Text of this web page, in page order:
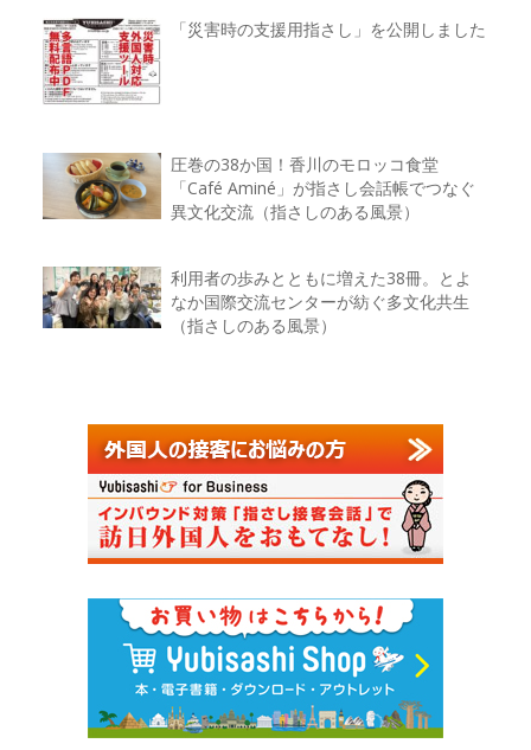
「災害時の支援用指さし」を公開しました
圧巻の38か国！香川のモロッコ食堂
「Café Aminé」が指さし会話帳でつなぐ
異文化交流（指さしのある風景）
利用者の歩みとともに増えた38冊。とよ
なか国際交流センターが紡ぐ多文化共生
（指さしのある風景）